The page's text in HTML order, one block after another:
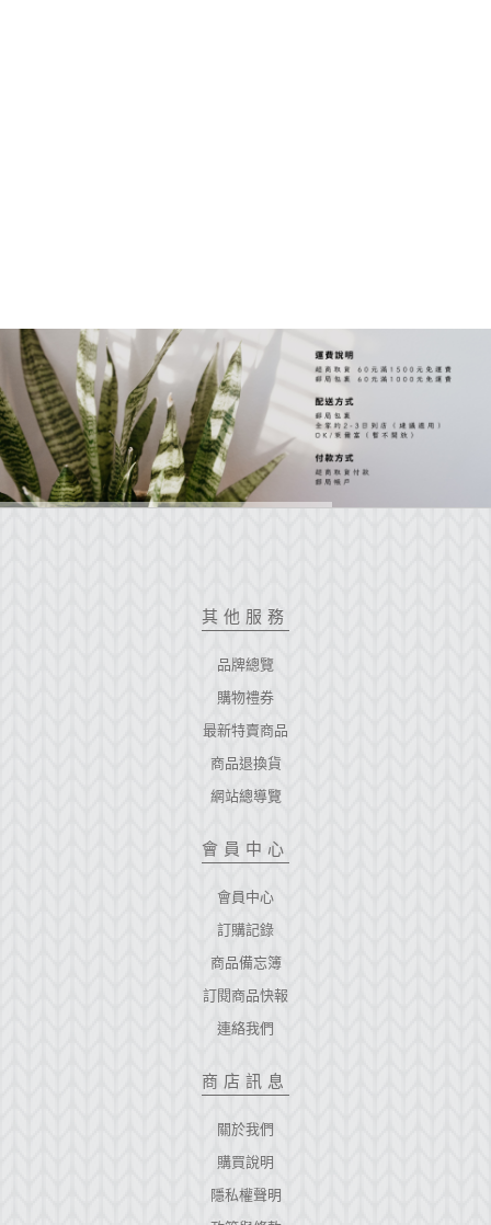
其他服務
品牌總覽
購物禮券
最新特賣商品
商品退換貨
網站總導覽
會員中心
會員中心
訂購記錄
商品備忘簿
訂閱商品快報
連絡我們
商店訊息
關於我們
購買說明
隱私權聲明